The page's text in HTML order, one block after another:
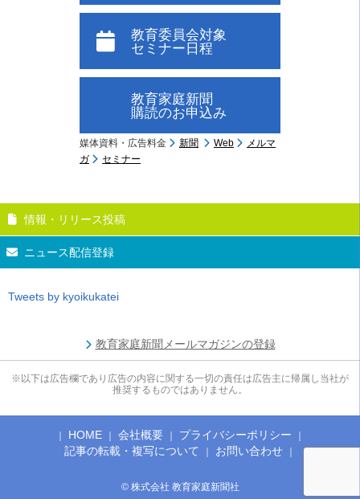
教育委員会対象
セミナー日程
教育家庭新聞
購読のお申込み
媒体資料・広告料金 新聞 Web
メルマ
ガ
セミナー
情報・リリース投稿
ニュース配信登録
Tweets by kyoikukatei
教育家庭新聞メールマガジンの登録
※以下は広告欄であり広告の内容に関する一切の責任は広告主に帰属し当社が
推奨するものではありません。
© 株式会社 教育家庭新聞社
HOME 会社概要
プライバシーポリシー
記事の転載・複写について
お問い合わせ